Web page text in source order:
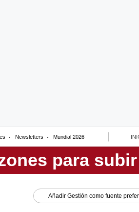
Newsletters Mundial 2026
Añadir Gestión como fuente